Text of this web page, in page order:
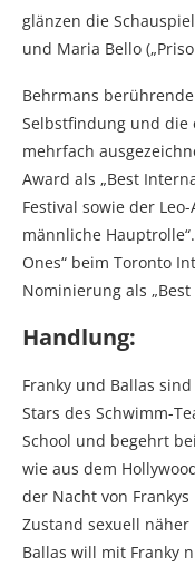
glänzen die
und Maria Bello
Behrmans
Selbstfindung und die
mehrfach
Award als „Best
Festival sowie der
männliche
Ones“ beim Toronto
Nominierung als
Handlung:
Franky und Ballas
Stars des Schwimm-
School und begehrt
wie aus dem
der Nacht von
Zustand sexuell
Ballas will mit Franky